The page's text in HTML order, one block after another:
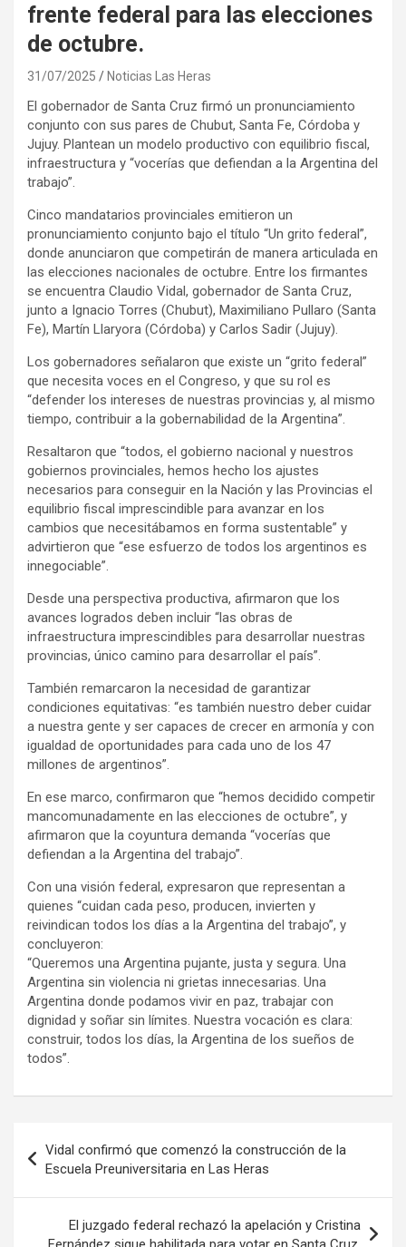
frente federal para las elecciones
de octubre.
31/07/2025 Noticias Las Heras
El gobernador de Santa Cruz firmó un pronunciamiento
conjunto con sus pares de Chubut, Santa Fe, Córdoba y
Jujuy. Plantean un modelo productivo con equilibrio fiscal,
infraestructura y “vocerías que defiendan a la Argentina del
trabajo”.
Cinco mandatarios provinciales emitieron un
pronunciamiento conjunto bajo el título “Un grito federal”,
donde anunciaron que competirán de manera articulada en
las elecciones nacionales de octubre. Entre los firmantes
se encuentra Claudio Vidal, gobernador de Santa Cruz,
junto a Ignacio Torres (Chubut), Maximiliano Pullaro (Santa
Fe), Martín Llaryora (Córdoba) y Carlos Sadir (Jujuy).
Los gobernadores señalaron que existe un “grito federal”
que necesita voces en el Congreso, y que su rol es
“defender los intereses de nuestras provincias y, al mismo
tiempo, contribuir a la gobernabilidad de la Argentina”.
Resaltaron que “todos, el gobierno nacional y nuestros
gobiernos provinciales, hemos hecho los ajustes
necesarios para conseguir en la Nación y las Provincias el
equilibrio fiscal imprescindible para avanzar en los
cambios que necesitábamos en forma sustentable” y
advirtieron que “ese esfuerzo de todos los argentinos es
innegociable”.
Desde una perspectiva productiva, afirmaron que los
avances logrados deben incluir “las obras de
infraestructura imprescindibles para desarrollar nuestras
provincias, único camino para desarrollar el país”.
También remarcaron la necesidad de garantizar
condiciones equitativas: “es también nuestro deber cuidar
a nuestra gente y ser capaces de crecer en armonía y con
igualdad de oportunidades para cada uno de los 47
millones de argentinos”.
En ese marco, confirmaron que “hemos decidido competir
mancomunadamente en las elecciones de octubre”, y
afirmaron que la coyuntura demanda “vocerías que
defiendan a la Argentina del trabajo”.
Con una visión federal, expresaron que representan a
quienes “cuidan cada peso, producen, invierten y
reivindican todos los días a la Argentina del trabajo”, y
concluyeron:
“Queremos una Argentina pujante, justa y segura. Una
Argentina sin violencia ni grietas innecesarias. Una
Argentina donde podamos vivir en paz, trabajar con
dignidad y soñar sin límites. Nuestra vocación es clara:
construir, todos los días, la Argentina de los sueños de
todos”.
de
entradas
Vidal confirmó que comenzó la construcción de la
Escuela Preuniversitaria en Las Heras
El juzgado federal rechazó la apelación y Cristina